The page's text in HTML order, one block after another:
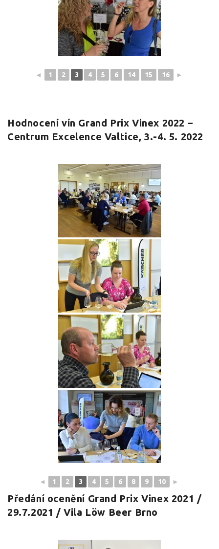
◄ 1 2 3 4 5 6 14 15 16 ►
Hodnocení vín Grand Prix Vinex 2022 –
Centrum Excelence Valtice, 3.-4. 5. 2022
◄ 1 2 3 4 5 6 8 9 10 ►
Předání ocenění Grand Prix Vinex 2021 /
29.7.2021 / Vila Löw Beer Brno